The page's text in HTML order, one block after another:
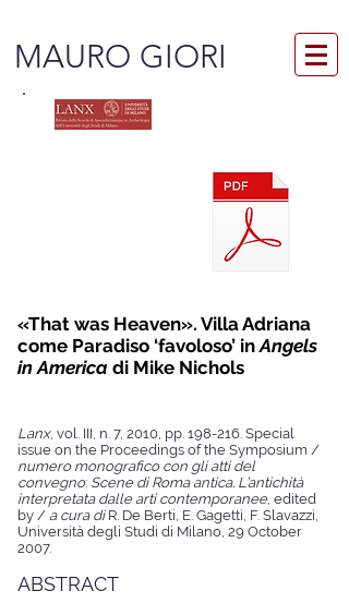
MAURO GIORI
«That was Heaven». Villa Adriana
come Paradiso ‘favoloso’ inAngels
in America di Mike Nichols
Lanx, vol. III, n. 7, 2010, pp. 198-216. Special
issue on the Proceedings of the Symposium /
numero monografico con gli atti del
convegno: Scene di Roma antica. L’antichità
interpretata dalle arti contemporanee, edited
by / a cura diR. De Berti, E. Gagetti, F. Slavazzi,
Università degli Studi di Milano, 29 October
2007.
ABSTRACT